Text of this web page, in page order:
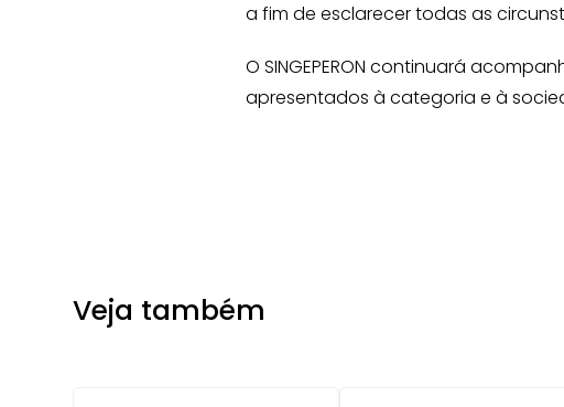
a fim de esclarecer todas as
O SINGEPERON continuará
apresentados à categoria e à
Veja também